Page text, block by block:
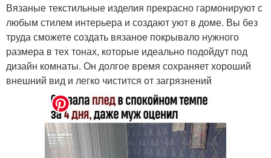
Вязаные текстильные изделия прекрасно гармонируют с
любым стилем интерьера и создают уют в доме. Вы без
труда сможете создать вязаное покрывало нужного
размера в тех тонах, которые идеально подойдут под
дизайн комнаты. Он долгое время сохраняет хороший
внешний вид и легко чистится от загрязнений